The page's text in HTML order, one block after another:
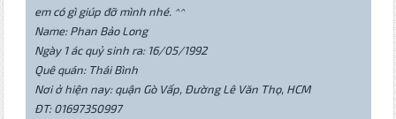
em có gì giúp đỡ mình nhé. ^^
Name: Phan Bảo Long
Ngày 1 ác quỷ sinh ra: 16/05/1992
Quê quán: Thái Bình
Nơi ở hiện nay: quận Gò Vấp, Đường Lê Văn Thọ, HCM
ĐT: 01697350997